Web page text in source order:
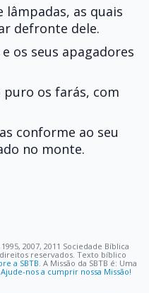
as quais
defronte dele.
os seus apagadores
os farás, com
conforme ao seu
no monte.
2007, 2011 Sociedade Bíblica
reservados. Texto bíblico
a SBTB. A Missão da SBTB é: Uma
Ajude-nos a cumprir nossa Missão!